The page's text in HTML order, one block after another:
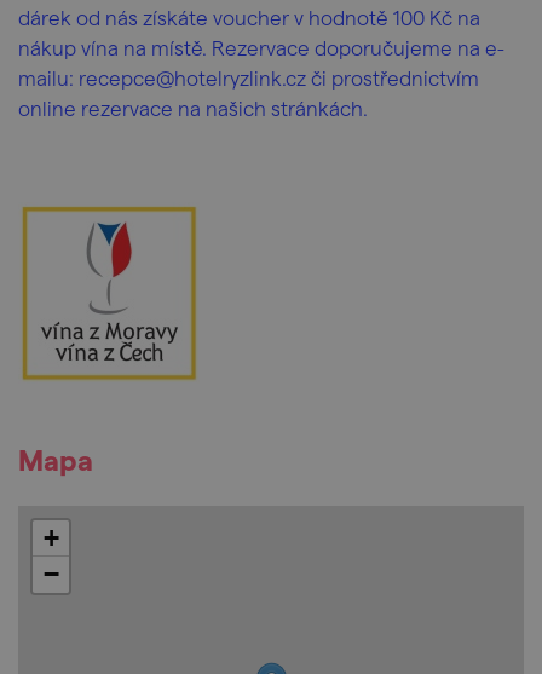
dárek od nás získáte voucher v hodnotě 100 Kč na
nákup vína na místě. Rezervace doporučujeme na e-
mailu: recepce@hotelryzlink.cz či prostřednictvím
online rezervace na našich stránkách.
Mapa
+
−